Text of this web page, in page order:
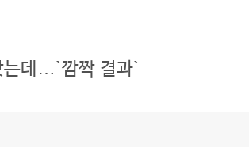
는데…`깜짝 결과`